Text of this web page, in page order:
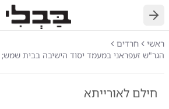
חזרה
ראשי
חרדים
הגר"ש זעפראני במעמד יסוד הישיבה בבית שמש;
חילם לאורייתא